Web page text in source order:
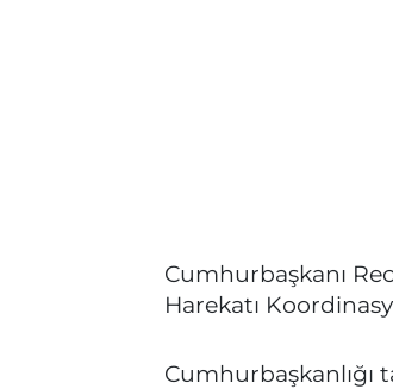
Cumhurbaşkanı
Harekatı
Cumhurbaşkanlığı